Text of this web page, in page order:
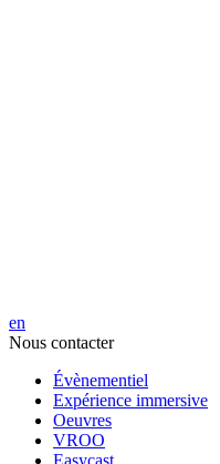
en
Nous contacter
Évènementiel
Expérience immersive
Oeuvres
VROO